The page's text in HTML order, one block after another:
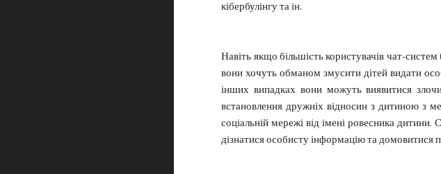
кібербулінгу та ін.
Навіть якщо більшість користувачів чат-
вони хочуть обманом змусити дітей видати
інших випадках вони можуть виявитися
встановлення дружніх відносин з дитиною з
соціальній мережі від імені ровесника
дізнатися особисту інформацію та домовитися